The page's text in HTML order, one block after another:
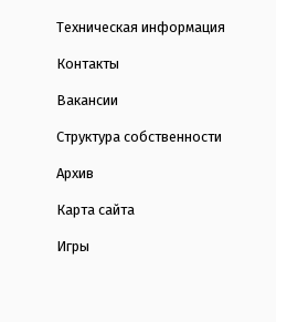
Техническая информация
Контакты
Вакансии
Структура собственности
Архив
Карта сайта
Игры